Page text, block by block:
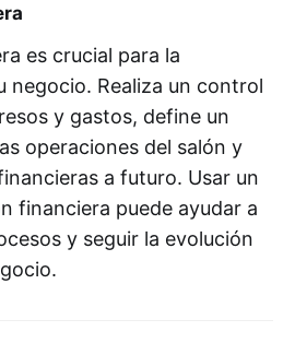
es crucial para la
negocio. Realiza un control
y gastos, define un
operaciones del salón y
a futuro. Usar un
financiera puede ayudar a
y seguir la evolución